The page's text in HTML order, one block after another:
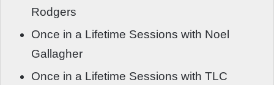
Rodgers
Once in a Lifetime Sessions with Noel
Gallagher
Once in a Lifetime Sessions with TLC